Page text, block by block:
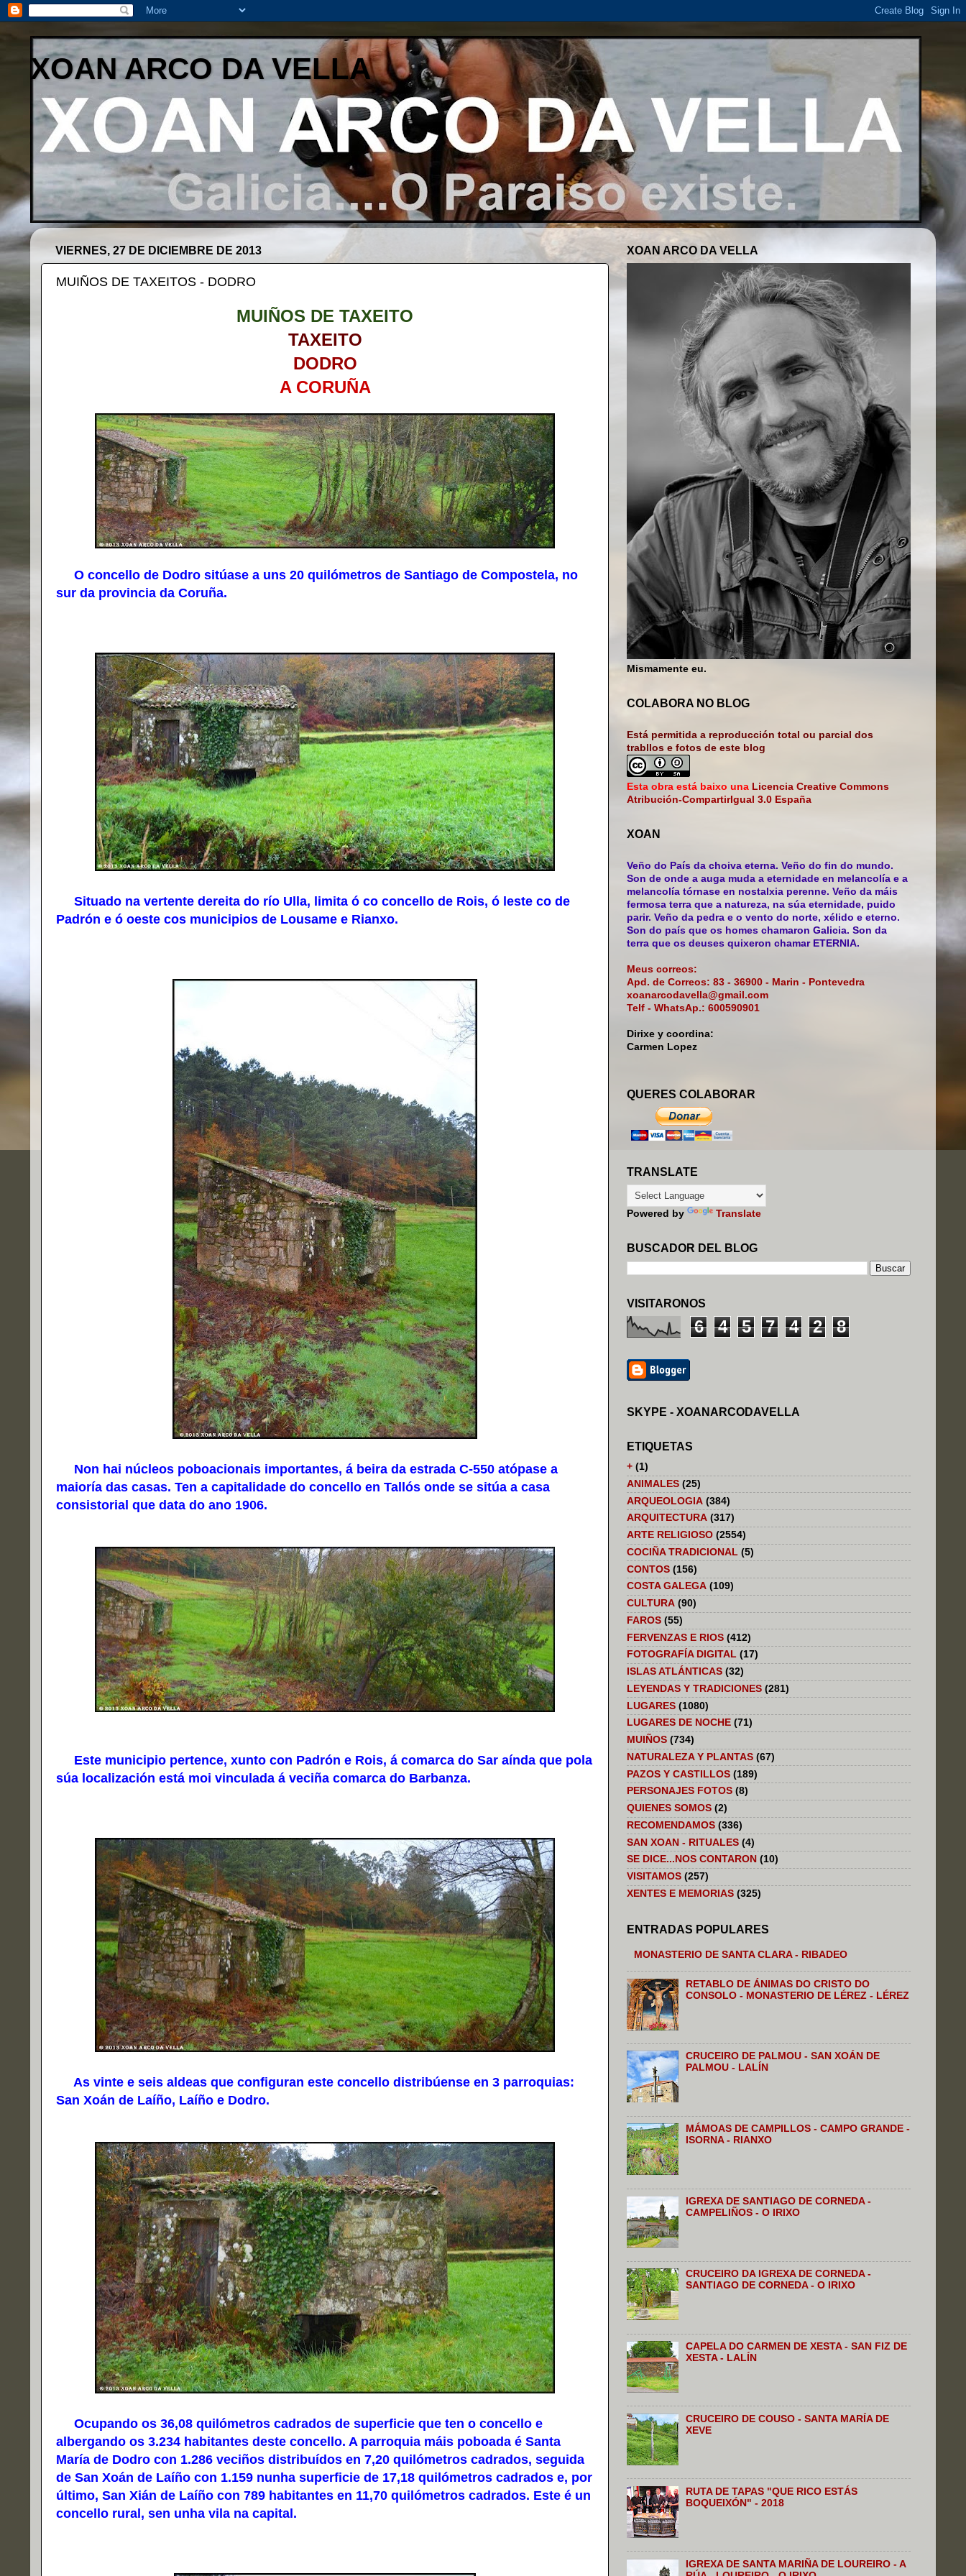
XOAN ARCO DA VELLA
VIERNES, 27 DE DICIEMBRE DE 2013
MUIÑOS DE TAXEITOS - DODRO
MUIÑOS DE TAXEITO
TAXEITO
DODRO
A CORUÑA
O concello de Dodro sitúase a uns 20 quilómetros de Santiago de Compostela, no
sur da provincia da Coruña.
Situado na vertente dereita do río Ulla, limita ó co concello de Rois, ó leste co de
Padrón e ó oeste cos municipios de Lousame e Rianxo.
Non hai núcleos poboacionais importantes, á beira da estrada C-550 atópase a
maioría das casas. Ten a capitalidade do concello en Tallós onde se sitúa a casa
consistorial que data do ano 1906.
Este municipio pertence, xunto con Padrón e Rois, á comarca do Sar aínda que pola
súa localización está moi vinculada á veciña comarca do Barbanza.
As vinte e seis aldeas que configuran este concello distribúense en 3 parroquias:
San Xoán de Laíño, Laíño e Dodro.
Ocupando os 36,08 quilómetros cadrados de superficie que ten o concello e
albergando os 3.234 habitantes deste concello. A parroquia máis poboada é Santa
María de Dodro con 1.286 veciños distribuídos en 7,20 quilómetros cadrados, seguida
de San Xoán de Laíño con 1.159 nunha superficie de 17,18 quilómetros cadrados e, por
último, San Xián de Laíño con 789 habitantes en 11,70 quilómetros cadrados. Este é un
concello rural, sen unha vila na capital.
XOAN ARCO DA VELLA
Mismamente eu.
COLABORA NO BLOG
Está permitida a reproducción total ou parcial dos
trabllos e fotos de este blog
Esta obra está baixo una Licencia Creative Commons
Atribución-CompartirIgual 3.0 España
XOAN
Veño do País da choiva eterna. Veño do fin do mundo.
Son de onde a auga muda a eternidade en melancolía e a
melancolía tórnase en nostalxia perenne. Veño da máis
fermosa terra que a natureza, na súa eternidade, puido
parir. Veño da pedra e o vento do norte, xélido e eterno.
Son do país que os homes chamaron Galicia. Son da
terra que os deuses quixeron chamar ETERNIA.
Meus correos:
Apd. de Correos: 83 - 36900 - Marin - Pontevedra
xoanarcodavella@gmail.com
Telf - WhatsAp.: 600590901
Dirixe y coordina:
Carmen Lopez
QUERES COLABORAR
TRANSLATE
Powered by Translate
BUSCADOR DEL BLOG
VISITARONOS
6 4 5 7 4 2 8
SKYPE - XOANARCODAVELLA
ETIQUETAS
+ (1)
ANIMALES (25)
ARQUEOLOGIA (384)
ARQUITECTURA (317)
ARTE RELIGIOSO (2554)
COCIÑA TRADICIONAL (5)
CONTOS (156)
COSTA GALEGA (109)
CULTURA (90)
FAROS (55)
FERVENZAS E RIOS (412)
FOTOGRAFÍA DIGITAL (17)
ISLAS ATLÁNTICAS (32)
LEYENDAS Y TRADICIONES (281)
LUGARES (1080)
LUGARES DE NOCHE (71)
MUIÑOS (734)
NATURALEZA Y PLANTAS (67)
PAZOS Y CASTILLOS (189)
PERSONAJES FOTOS (8)
QUIENES SOMOS (2)
RECOMENDAMOS (336)
SAN XOAN - RITUALES (4)
SE DICE...NOS CONTARON (10)
VISITAMOS (257)
XENTES E MEMORIAS (325)
ENTRADAS POPULARES
MONASTERIO DE SANTA CLARA - RIBADEO
RETABLO DE ÁNIMAS DO CRISTO DO
CONSOLO - MONASTERIO DE LÉREZ - LÉREZ
CRUCEIRO DE PALMOU - SAN XOÁN DE
PALMOU - LALÍN
MÁMOAS DE CAMPILLOS - CAMPO GRANDE -
ISORNA - RIANXO
IGREXA DE SANTIAGO DE CORNEDA -
CAMPELIÑOS - O IRIXO
CRUCEIRO DA IGREXA DE CORNEDA -
SANTIAGO DE CORNEDA - O IRIXO
CAPELA DO CARMEN DE XESTA - SAN FIZ DE
XESTA - LALÍN
CRUCEIRO DE COUSO - SANTA MARÍA DE
XEVE
RUTA DE TAPAS "QUE RICO ESTÁS
BOQUEIXÓN" - 2018
IGREXA DE SANTA MARIÑA DE LOUREIRO - A